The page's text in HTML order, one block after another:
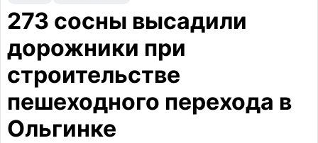
273 сосны высадили
дорожники при
строительстве
пешеходного перехода в
Ольгинке